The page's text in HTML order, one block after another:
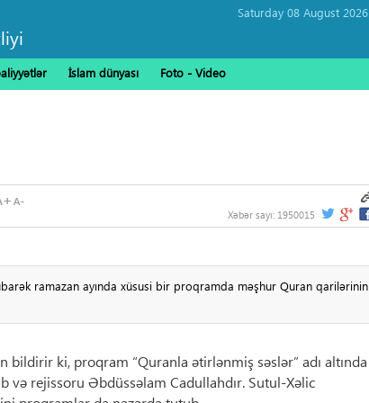
İslam dünyası Foto - Video
Xəbər sayı: 1950015
ramazan ayında xüsusi bir proqramda məşhur Quran qarilərinin
ki, proqram “Quranla ətirlənmiş səslər” adı altında
və rejissoru Əbdüssəlam Cadullahdır. Sutul-Xəlic